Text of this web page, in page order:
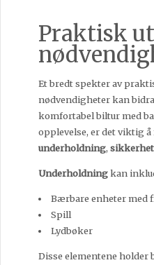
Praktisk
Et bredt spekter av
nødvendigheter kan
komfortabel biltur med
opplevelse, er det viktig å
underholdning, sikkerhet
Underholdningkan
Bærbare enheter med
Spill
Lydbøker
Disse elementene holder